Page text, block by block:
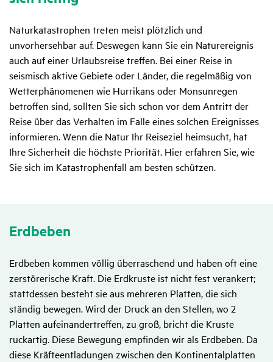
Naturkatastrophen treten meist plötzlich und
unvorhersehbar auf. Deswegen kann Sie ein Naturereignis
auch auf einer Urlaubsreise treffen. Bei einer Reise in
seismisch aktive Gebiete oder Länder, die regelmäßig von
Wetterphänomenen wie Hurrikans oder Monsunregen
betroffen sind, sollten Sie sich schon vor dem Antritt der
Reise über das Verhalten im Falle eines solchen Ereignisses
informieren. Wenn die Natur Ihr Reiseziel heimsucht, hat
Ihre Sicherheit die höchste Priorität. Hier erfahren Sie, wie
Sie sich im Katastrophenfall am besten schützen.
Erdbeben
Erdbeben kommen völlig überraschend und haben oft eine
zerstörerische Kraft. Die Erdkruste ist nicht fest verankert;
stattdessen besteht sie aus mehreren Platten, die sich
ständig bewegen. Wird der Druck an den Stellen, wo 2
Platten aufeinandertreffen, zu groß, bricht die Kruste
ruckartig. Diese Bewegung empfinden wir als Erdbeben. Da
diese Kräfteentladungen zwischen den Kontinentalplatten